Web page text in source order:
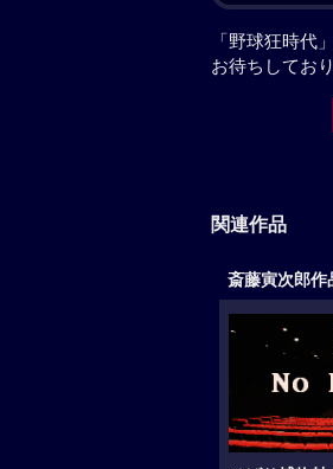
「野球狂時代
お待ちしており
関連作品
斎藤寅次郎作